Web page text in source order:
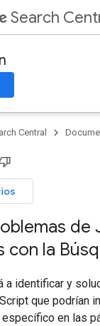
Search
Central
de
con la
a identificar y
que podrían
en las